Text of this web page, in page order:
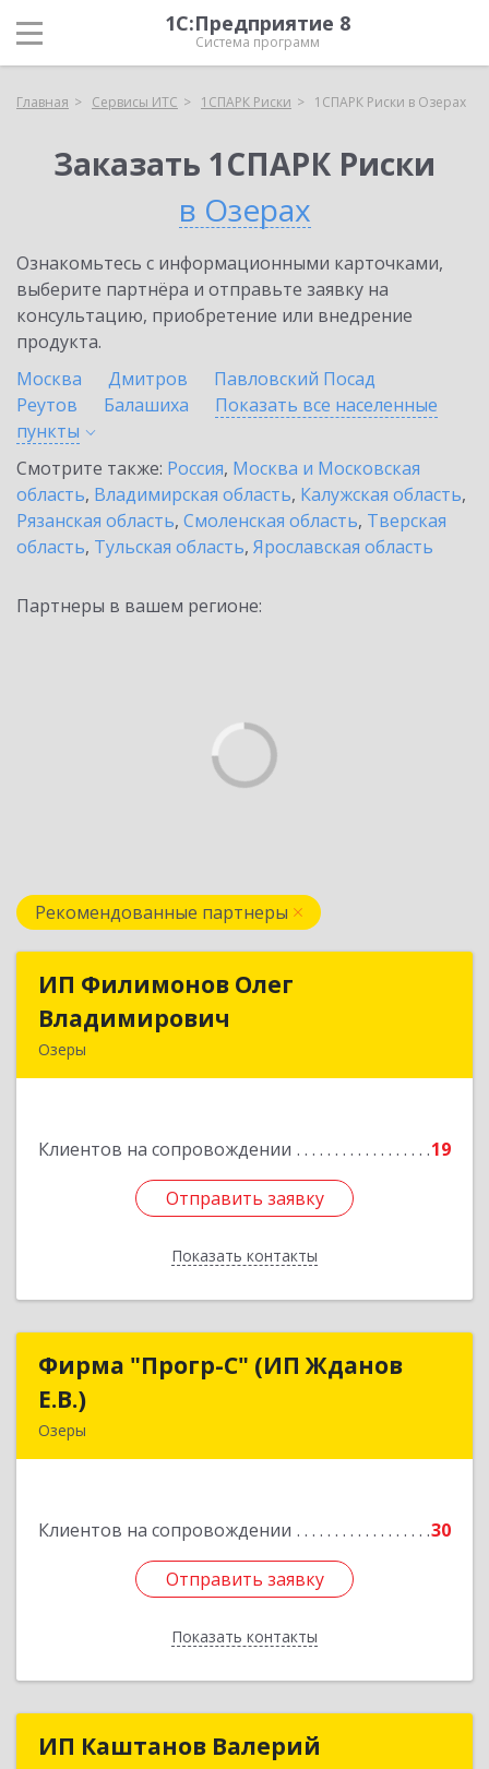
1С:Предприятие 8
Система программ
Главная Сервисы ИТС 1СПАРК Риски 1СПАРК Риски в Озерах
Заказать 1СПАРК Риски
в Озерах
Ознакомьтесь с информационными карточками,
выберите партнёра и отправьте заявку на
консультацию, приобретение или внедрение
продукта.
Москва
Дмитров
Павловский Посад
Реутов
Балашиха
Показать все населенные
пункты
Смотрите также: Россия, Москва и Московская
область, Владимирская область, Калужская область,
Рязанская область, Смоленская область, Тверская
область, Тульская область, Ярославская область
Партнеры в вашем регионе:
Рекомендованные партнеры
ИП Филимонов Олег
Владимирович
Озеры
Клиентов на сопровождении 19
Отправить заявку
Показать контакты
ИП Филимонов Олег
Подробнее
Отправить заявку
Назад
Фирма "Прогр-С" (ИП Жданов
Е.В.)
Озеры
Клиентов на сопровождении 30
Отправить заявку
Показать контакты
Фирма "Прогр-С" (ИП Жданов
Подробнее
Отправить заявку
Назад
ИП Каштанов Валерий
ИП Каштанов Валерий